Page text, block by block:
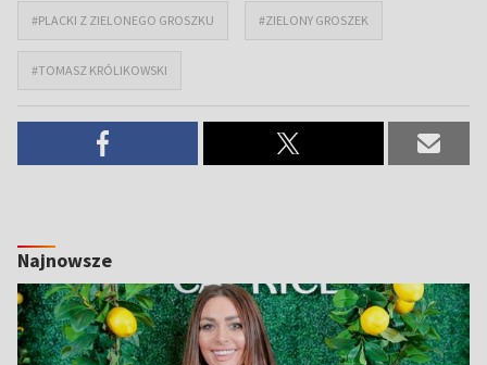
#PLACKI Z ZIELONEGO GROSZKU #ZIELONY GROSZEK
#TOMASZ KRÓLIKOWSKI
Najnowsze